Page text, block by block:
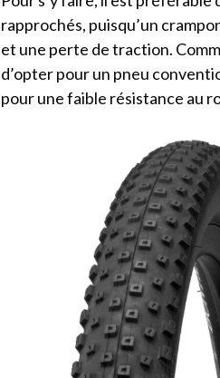
rapprochés, puisqu’un
et une perte de traction.
d’opter pour un pneu
pour une faible résistance au